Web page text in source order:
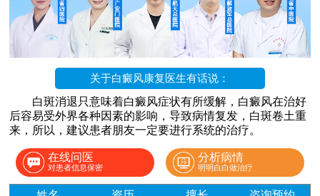
关于白癜风康复医生有话说：
白斑消退只意味着白癜风症状有所缓解，白癜风在治好
后容易受外界各种因素的影响，导致病情复发，白斑卷土重
来，所以，建议患者朋友一定要进行系统的治疗。
在线问医
对患者信息保密
分析病情
明明白白做治疗